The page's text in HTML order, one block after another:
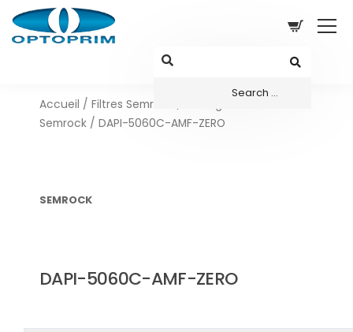
Accueil / Filtres Semrock
Semrock / DAPI-5060C-AMF-ZERO
SEMROCK
DAPI-5060C-AMF-ZERO